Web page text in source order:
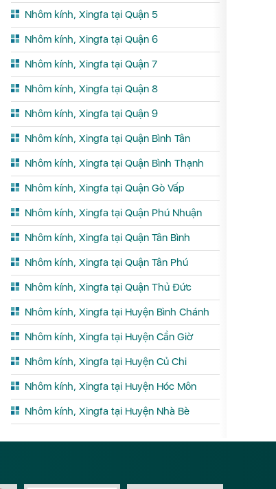
Nhôm kính, Xingfa tại Quận 5
Nhôm kính, Xingfa tại Quận 6
Nhôm kính, Xingfa tại Quận 7
Nhôm kính, Xingfa tại Quận 8
Nhôm kính, Xingfa tại Quận 9
Nhôm kính, Xingfa tại Quận Bình Tân
Nhôm kính, Xingfa tại Quận Bình Thạnh
Nhôm kính, Xingfa tại Quận Gò Vấp
Nhôm kính, Xingfa tại Quận Phú Nhuận
Nhôm kính, Xingfa tại Quận Tân Bình
Nhôm kính, Xingfa tại Quận Tân Phú
Nhôm kính, Xingfa tại Quận Thủ Đức
Nhôm kính, Xingfa tại Huyện Bình Chánh
Nhôm kính, Xingfa tại Huyện Cần Giờ
Nhôm kính, Xingfa tại Huyện Củ Chi
Nhôm kính, Xingfa tại Huyện Hóc Môn
Nhôm kính, Xingfa tại Huyện Nhà Bè